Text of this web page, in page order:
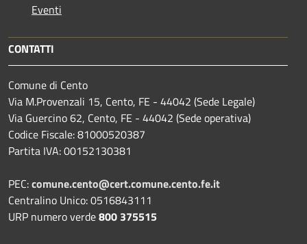
Eventi
CONTATTI
Comune di Cento
Via M.Provenzali 15, Cento, FE - 44042 (Sede Legale)
Via Guercino 62, Cento, FE - 44042 (Sede operativa)
Codice Fiscale: 81000520387
Partita IVA: 00152130381
PEC:comune.cento@cert.comune.cento.fe.it
Centralino Unico: 0516843111
URP numero verde800 375515